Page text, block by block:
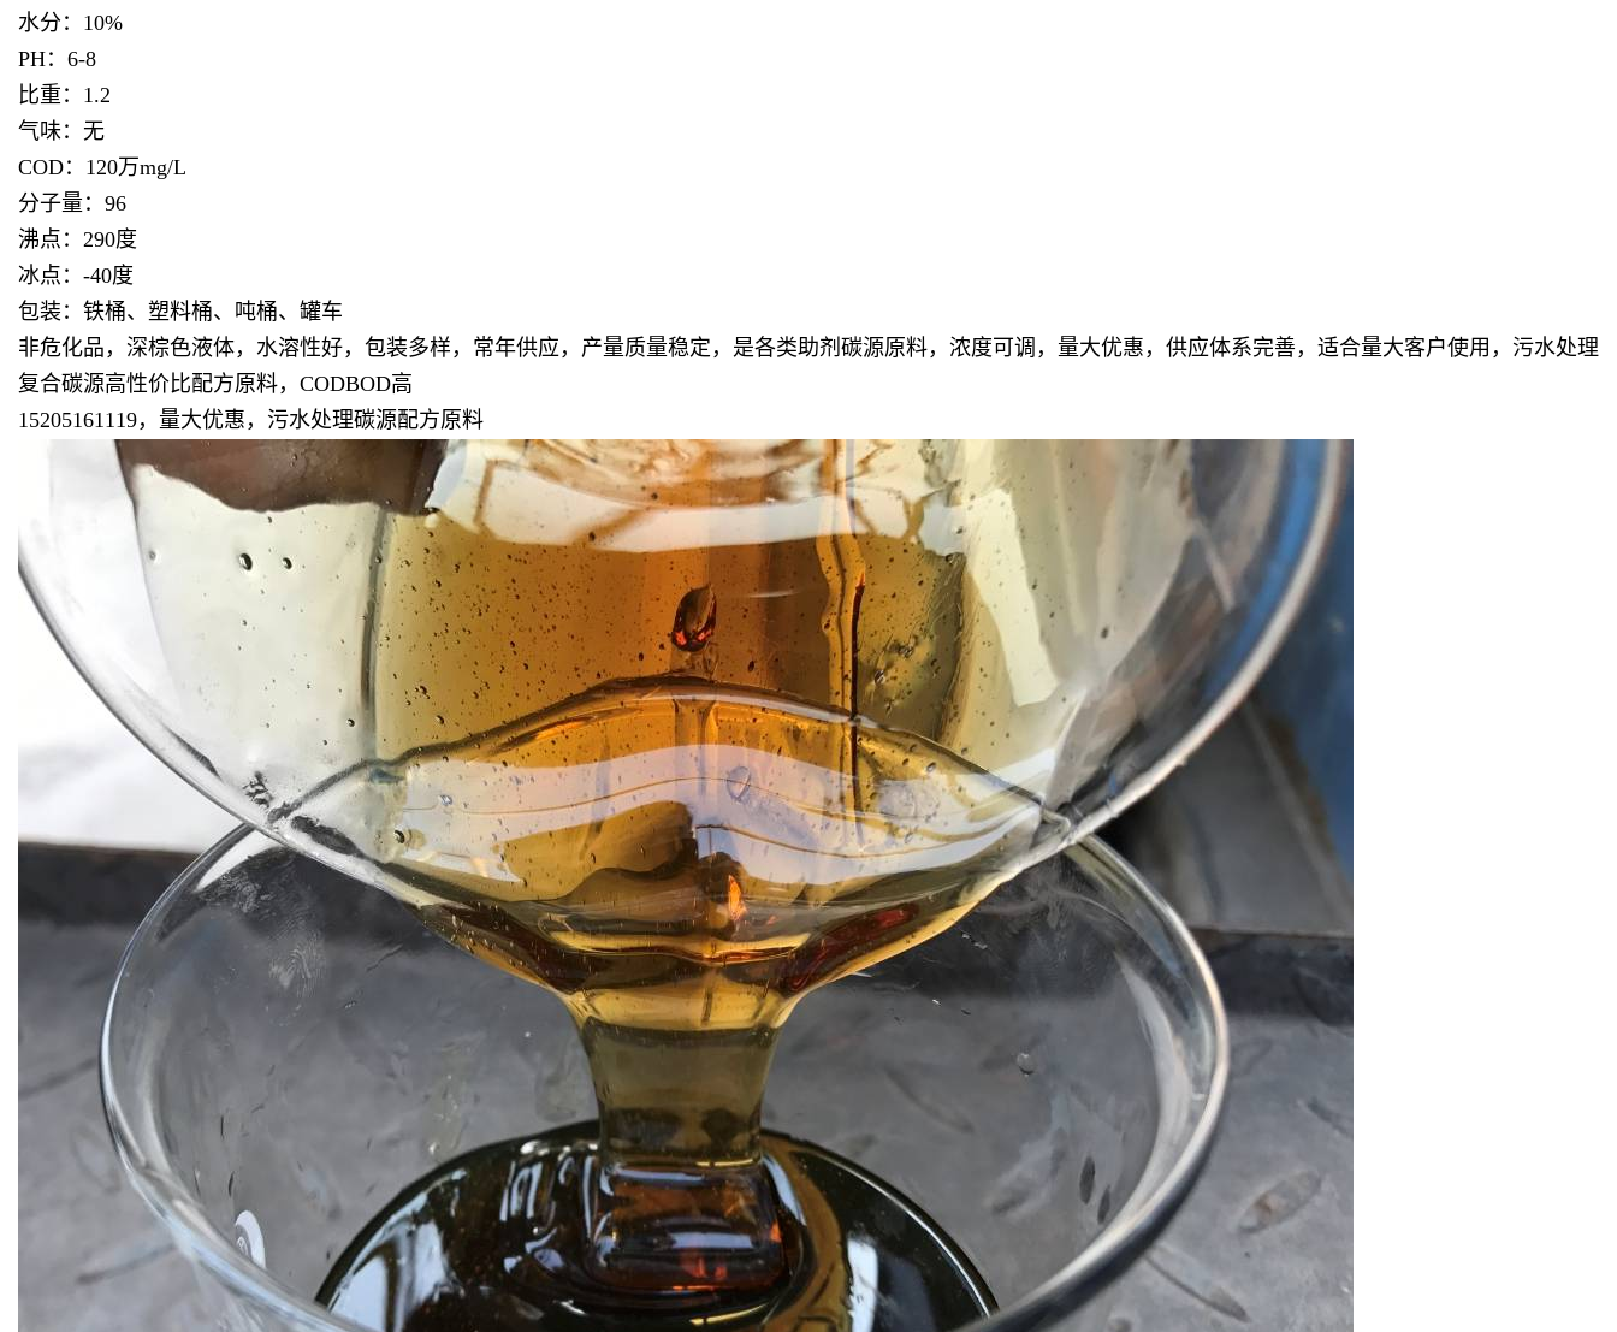
水分：10%
PH：6-8
比重：1.2
气味：无
COD：120万mg/L
分子量：96
沸点：290度
冰点：-40度
包装：铁桶、塑料桶、吨桶、罐车
非危化品，深棕色液体，水溶性好，包装多样，常年供应，产量质量稳定， 是各类助剂碳源原料，浓度可调，量大优惠，供应体系完善，适合量大客户使用，污水处理
复合碳源高性价比配方原料，CODBOD高
15205161119，量大优惠，污水处理碳源配方原料